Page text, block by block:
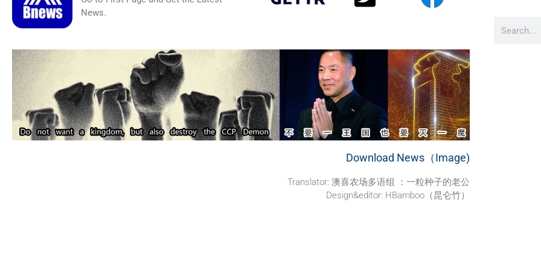
News.
Download News（Image)
Translator: 澳喜农场多语组 ：一粒种子的老公
Design&editor: HBamboo（昆仑竹）